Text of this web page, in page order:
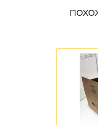
Профиль картона: B